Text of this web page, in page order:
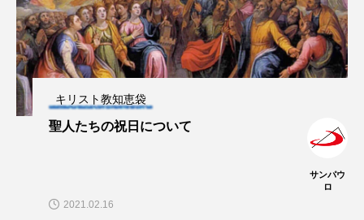
キリスト教知恵袋
聖人たちの祝日について
サンパウ
ロ
2021.02.16